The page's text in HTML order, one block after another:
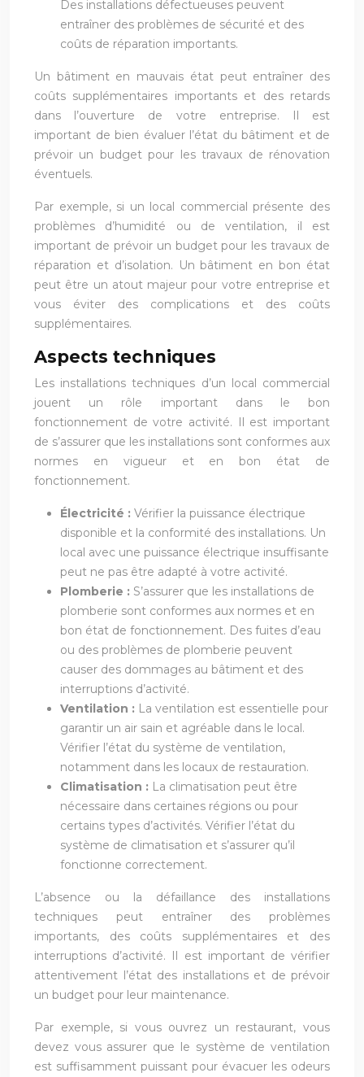
Des installations défectueuses peuvent
entraîner des problèmes de sécurité et des
coûts de réparation importants.
Un bâtiment en mauvais état peut entraîner des
coûts supplémentaires importants et des retards
dans l’ouverture de votre entreprise. Il est
important de bien évaluer l’état du bâtiment et de
prévoir un budget pour les travaux de rénovation
éventuels.
Par exemple, si un local commercial présente des
problèmes d’humidité ou de ventilation, il est
important de prévoir un budget pour les travaux de
réparation et d’isolation. Un bâtiment en bon état
peut être un atout majeur pour votre entreprise et
vous éviter des complications et des coûts
supplémentaires.
Aspects techniques
Les installations techniques d’un local commercial
jouent un rôle important dans le bon
fonctionnement de votre activité. Il est important
de s’assurer que les installations sont conformes aux
normes en vigueur et en bon état de
fonctionnement.
Électricité : Vérifier la puissance électrique
disponible et la conformité des installations. Un
local avec une puissance électrique insuffisante
peut ne pas être adapté à votre activité.
Plomberie : S’assurer que les installations de
plomberie sont conformes aux normes et en
bon état de fonctionnement. Des fuites d’eau
ou des problèmes de plomberie peuvent
causer des dommages au bâtiment et des
interruptions d’activité.
Ventilation : La ventilation est essentielle pour
garantir un air sain et agréable dans le local.
Vérifier l’état du système de ventilation,
notamment dans les locaux de restauration.
Climatisation : La climatisation peut être
nécessaire dans certaines régions ou pour
certains types d’activités. Vérifier l’état du
système de climatisation et s’assurer qu’il
fonctionne correctement.
L’absence ou la défaillance des installations
techniques peut entraîner des problèmes
importants, des coûts supplémentaires et des
interruptions d’activité. Il est important de vérifier
attentivement l’état des installations et de prévoir
un budget pour leur maintenance.
Par exemple, si vous ouvrez un restaurant, vous
devez vous assurer que le système de ventilation
est suffisamment puissant pour évacuer les odeurs